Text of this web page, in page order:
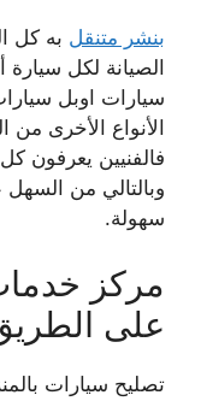
بنشر متنقل به كل
الصيانة لكل سيارة
سيارات اوبل
الأنواع الأخرى من
فالفنيين يعرفون
وبالتالي من السهل
سهولة.
مركز
على